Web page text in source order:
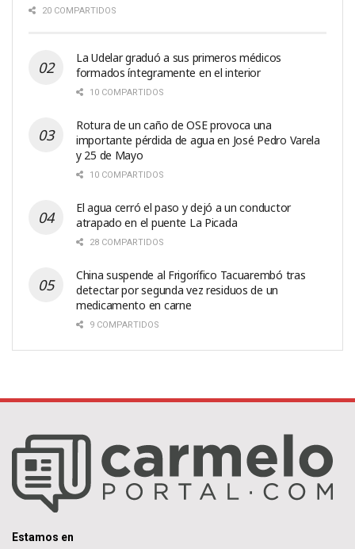
20 COMPARTIDOS
La Udelar graduó a sus primeros médicos
formados íntegramente en el interior
10 COMPARTIDOS
Rotura de un caño de OSE provoca una
importante pérdida de agua en José Pedro Varela
y 25 de Mayo
10 COMPARTIDOS
El agua cerró el paso y dejó a un conductor
atrapado en el puente La Picada
28 COMPARTIDOS
China suspende al Frigorífico Tacuarembó tras
detectar por segunda vez residuos de un
medicamento en carne
9 COMPARTIDOS
Estamos en